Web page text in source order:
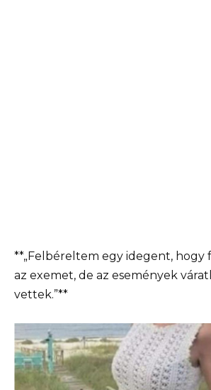
**„Felbéreltem egy idegent, hogy
az exemet, de az események
vettek.”**